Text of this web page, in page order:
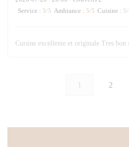
Service : 5/5 Ambiance : 5/5 Cuisine : 5
Cuisine excellente et originale Tres bon
1 2